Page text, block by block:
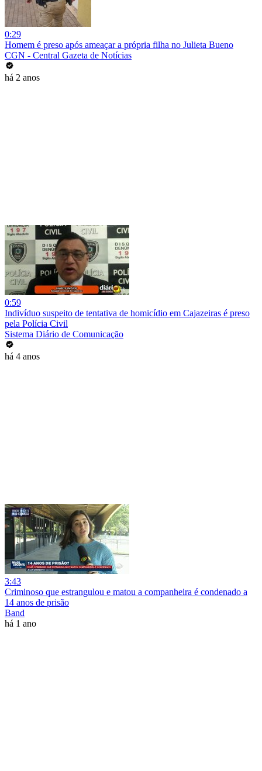
0:29
Homem é preso após ameaçar a própria filha no Julieta Bueno
CGN - Central Gazeta de Notícias
há 2 anos
0:59
Indivíduo suspeito de tentativa de homicídio em Cajazeiras é preso
pela Polícia Civil
Sistema Diário de Comunicação
há 4 anos
3:43
Criminoso que estrangulou e matou a companheira é condenado a
14 anos de prisão
Band
há 1 ano